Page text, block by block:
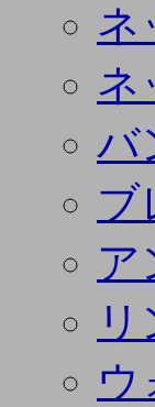
ネ
ネ
バ
ブ
ア
ウ